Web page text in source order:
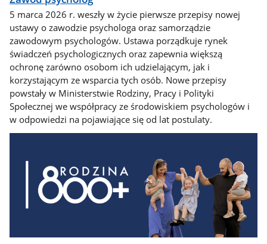
5 marca 2026 r. weszły w życie pierwsze przepisy nowej
ustawy o zawodzie psychologa oraz samorządzie
zawodowym psychologów. Ustawa porządkuje rynek
świadczeń psychologicznych oraz zapewnia większą
ochronę zarówno osobom ich udzielającym, jak i
korzystającym ze wsparcia tych osób. Nowe przepisy
powstały w Ministerstwie Rodziny, Pracy i Polityki
Społecznej we współpracy ze środowiskiem psychologów i
w odpowiedzi na pojawiające się od lat postulaty.